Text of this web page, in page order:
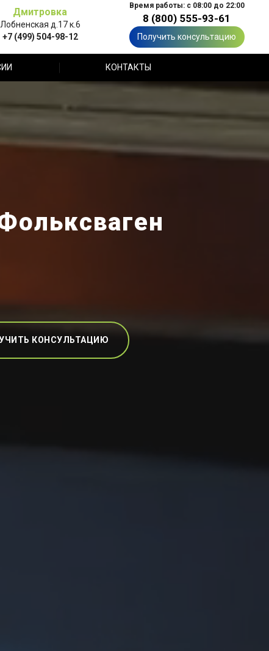
Дмитровка
Лобненская д.17 к.6
+7 (499) 504-98-12
Время работы: с 08:00 до 22:00
8 (800) 555-93-61
Получить консультацию
КОНТАКТЫ
КОНСУЛЬТАЦИЮ